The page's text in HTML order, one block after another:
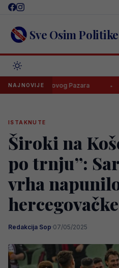
Skip
content Sve Osim Politike
NAJNOVIJE
Novog Pazara Zašto su
ISTAKNUTE
Široki na
po trnju”:
vrha
Redakcija Sop·07/05/2025